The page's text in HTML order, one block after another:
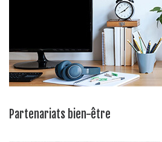
Partenariats bien-être